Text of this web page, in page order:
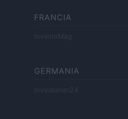
FRANCIA
InvestirMag
GERMANIA
Investieren24